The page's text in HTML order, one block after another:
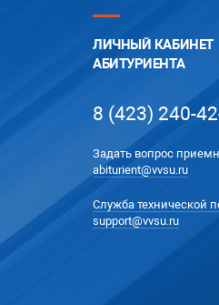
ЛИЧНЫЙ КАБИНЕТ
АБИТУРИЕНТА
8 (423) 240-
Задать вопрос
abiturient@vvsu.ru
Служба технической
support@vvsu.ru